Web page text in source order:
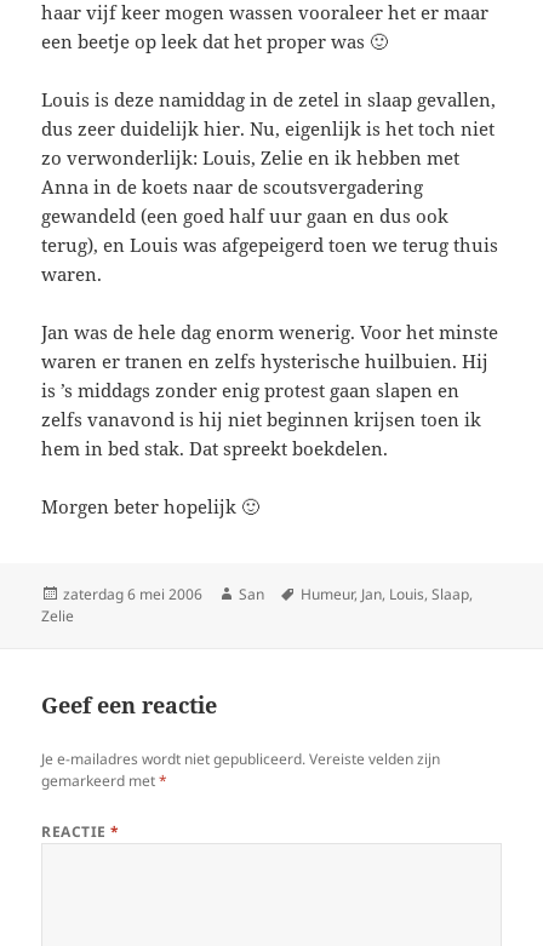
haar vijf keer mogen wassen vooraleer het er maar
een beetje op leek dat het proper was 🙂
Louis is deze namiddag in de zetel in slaap gevallen,
dus zeer duidelijk hier. Nu, eigenlijk is het toch niet
zo verwonderlijk: Louis, Zelie en ik hebben met
Anna in de koets naar de scoutsvergadering
gewandeld (een goed half uur gaan en dus ook
terug), en Louis was afgepeigerd toen we terug thuis
waren.
Jan was de hele dag enorm wenerig. Voor het minste
waren er tranen en zelfs hysterische huilbuien. Hij
is ’s middags zonder enig protest gaan slapen en
zelfs vanavond is hij niet beginnen krijsen toen ik
hem in bed stak. Dat spreekt boekdelen.
Morgen beter hopelijk 🙂
Geplaatst
op
zaterdag 6 mei 2006 Auteur
San Tags
Humeur, Jan, Louis,Slaap,
Zelie
Geef een reactie
Je e-mailadres wordt niet gepubliceerd. Vereiste velden zijn
gemarkeerd met*
REACTIE*